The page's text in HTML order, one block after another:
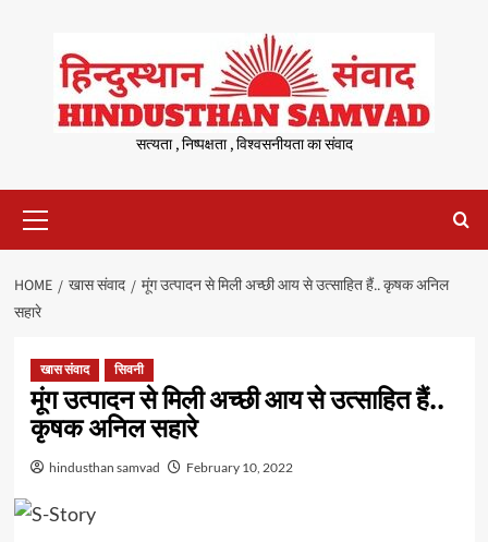
content
सत्यता , निष्पक्षता , विश्वसनीयता का संवाद
Menu
HOME खास संवाद
मूंग उत्पादन से मिली अच्छी आय से उत्साहित हैं.. कृषक अनिल
सहारे
खास संवाद सिवनी
मूंग उत्पादन से मिली अच्छी आय से उत्साहित हैं..
कृषक अनिल सहारे
hindusthan samvad February 10, 2022